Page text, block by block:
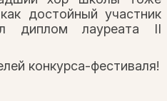
достойный участник
диплом лауреата II
конкурса-фестиваля!